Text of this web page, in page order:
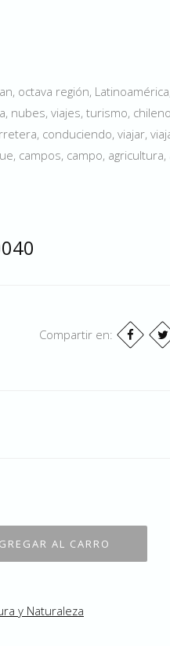
octava región,
nubes, viajes, turismo,
conduciendo, viajar,
campos, campo, agricultura,
Compartir en:
y Naturaleza